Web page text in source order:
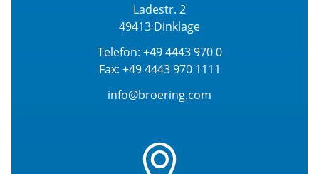
Ladestr. 2
49413 Dinklage
Telefon: +49 4443 970 0
Fax: +49 4443 970 1111
info@broering.com